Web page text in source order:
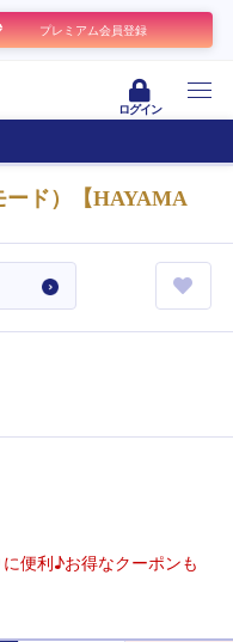
プレミアム会員登録
ログイン
ド）【HAYAMA
便利♪お得なクーポンも